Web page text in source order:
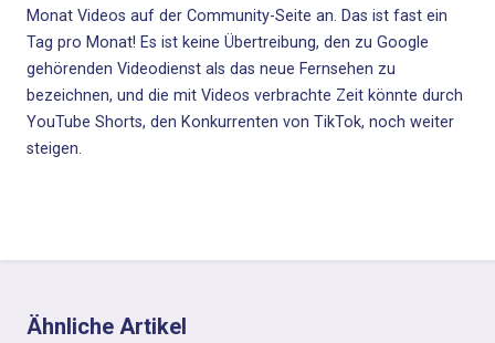
Monat Videos auf der Community-Seite an. Das ist fast ein
Tag pro Monat! Es ist keine Übertreibung, den zu Google
gehörenden Videodienst als das neue Fernsehen zu
bezeichnen, und die mit Videos verbrachte Zeit könnte durch
YouTube Shorts, den Konkurrenten von TikTok, noch weiter
steigen.
Ähnliche Artikel